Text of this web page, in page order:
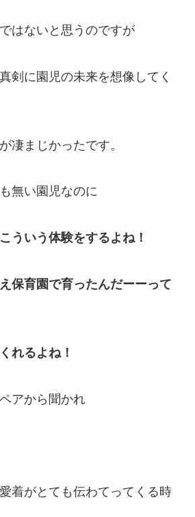
はないと思うのですが
剣に園児の未来を想像してく
凄まじかったです。
無い園児なのに
ういう体験をするよね！
保育園で育ったんだーーって
れるよね！
アから聞かれ
着がとても伝わてってくる時